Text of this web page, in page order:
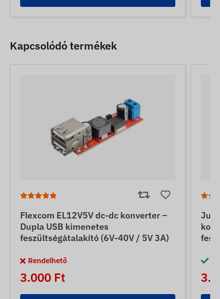
Kapcsolódó termékek
Flexcom EL12V5V dc-dc konverter –
Dupla USB kimenetes
feszültségátalakító (6V-40V / 5V 3A)
Rendelhető
3.000 Ft